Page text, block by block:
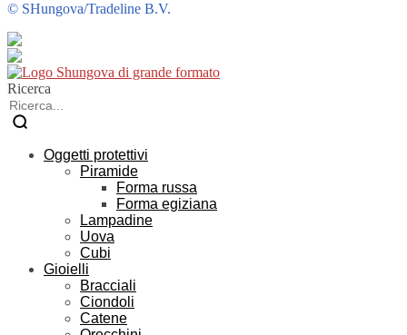
© SHungova/Tradeline B.V.
Ricerca
Oggetti protettivi
Piramide
Forma russa
Forma egiziana
Lampadine
Uova
Cubi
Gioielli
Bracciali
Ciondoli
Catene